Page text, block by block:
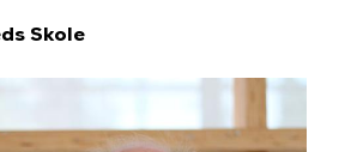
Skole